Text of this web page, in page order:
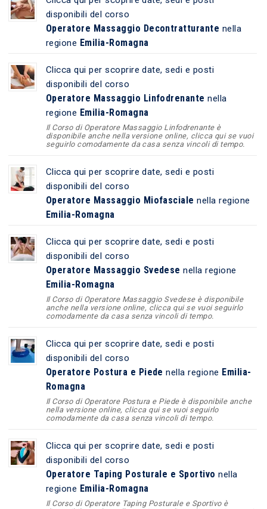
disponibili del corso
Operatore Massaggio Decontratturante nella
regione Emilia-Romagna
Clicca qui per scoprire date, sedi e posti
disponibili del corso
Operatore Massaggio Linfodrenante nella
regione Emilia-Romagna
Il Corso di Operatore Massaggio Linfodrenante è
disponibile anche nella versione online, clicca qui se vuoi
seguirlo comodamente da casa senza vincoli di tempo.
Clicca qui per scoprire date, sedi e posti
disponibili del corso
Operatore Massaggio Miofasciale nella regione
Emilia-Romagna
Clicca qui per scoprire date, sedi e posti
disponibili del corso
Operatore Massaggio Svedese nella regione
Emilia-Romagna
Il Corso di Operatore Massaggio Svedese è disponibile
anche nella versione online, clicca qui se vuoi seguirlo
comodamente da casa senza vincoli di tempo.
Clicca qui per scoprire date, sedi e posti
disponibili del corso
Operatore Postura e Piede nella regione Emilia-
Romagna
Il Corso di Operatore Postura e Piede è disponibile anche
nella versione online, clicca qui se vuoi seguirlo
comodamente da casa senza vincoli di tempo.
Clicca qui per scoprire date, sedi e posti
disponibili del corso
Operatore Taping Posturale e Sportivo nella
regione Emilia-Romagna
Il Corso di Operatore Taping Posturale e Sportivo è